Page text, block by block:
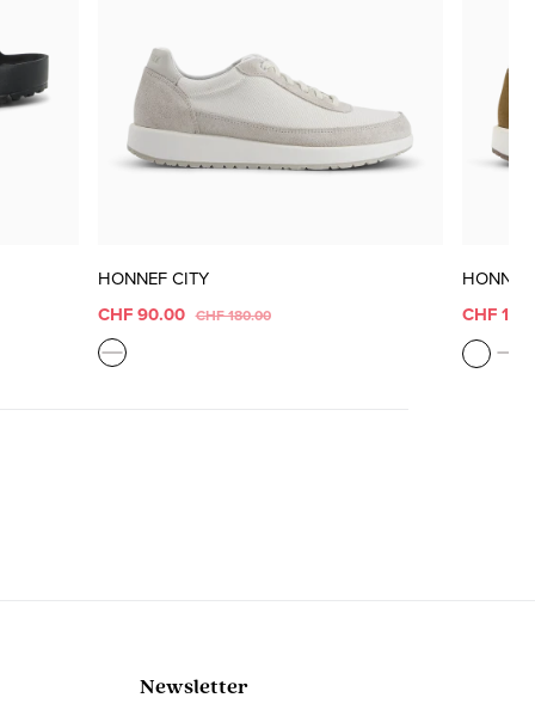
HONNEF CITY
CHF 90.00 CHF 180.00
CHF
Newsletter